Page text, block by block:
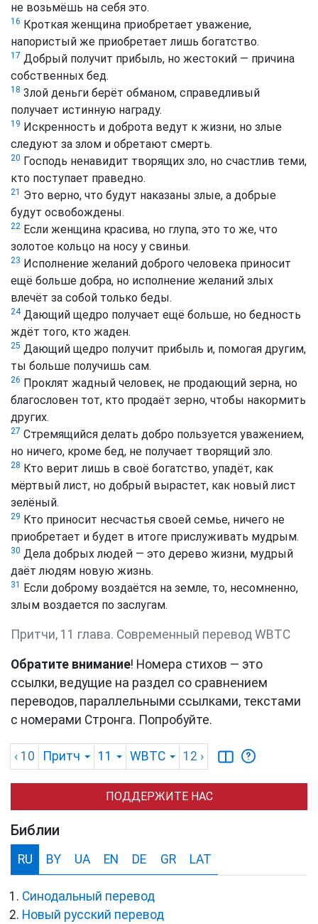
не возьмёшь на себя это.
16 Кроткая женщина приобретает уважение,
напористый же приобретает лишь богатство.
17 Добрый получит прибыль, но жестокий — причина
собственных бед.
18 3лой деньги берёт обманом, справедливый
получает истинную награду.
19 Искренность и доброта ведут к жизни, но злые
следуют за злом и обретают смерть.
20 Господь ненавидит творящих зло, но счастлив теми,
кто поступает праведно.
21 Это верно, что будут наказаны злые, а добрые
будут освобождены.
22 Если женщина красива, но глупа, это то же, что
золотое кольцо на носу у свиньи.
23 Исполнение желаний доброго человека приносит
ещё больше добра, но исполнение желаний злых
влечёт за собой только беды.
24Дающий щедро получает ещё больше, но бедность
ждёт того, кто жаден.
25 Дающий щедро получит прибыль и, помогая другим,
ты больше получишь сам.
26 Проклят жадный человек, не продающий зерна, но
благословен тот, кто продаёт зерно, чтобы накормить
других.
27 Стремящийся делать добро пользуется уважением,
но ничего, кроме бед, не получает творящий зло.
28 Кто верит лишь в своё богатство, упадёт, как
мёртвый лист, но добрый вырастет, как новый лист
зелёный.
29 Кто приносит несчастья своей семье, ничего не
приобретает и будет в итоге прислуживать мудрым.
30 Дела добрых людей — это дерево жизни, мудрый
даёт людям новую жизнь.
31
Если доброму воздаётся на земле, то, несомненно,
злым воздается по заслугам.
Притчи, 11 глава. Cовременный перевод WBTC
Обратите внимание! Номера стихов — это
ссылки, ведущие на раздел со сравнением
переводов, параллельными ссылками, текстами
с номерами Стронга. Попробуйте.
‹ 10 Притч 11 WBTC 12 ›
ПОДДЕРЖИТЕ НАС
Библии
RU BY UA EN DE GR LAT
Синодальный перевод
Новый русский перевод